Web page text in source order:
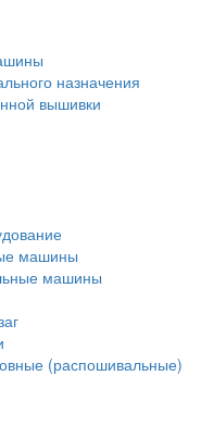
назначения
вышивки
машины
машины
(распошивальные)